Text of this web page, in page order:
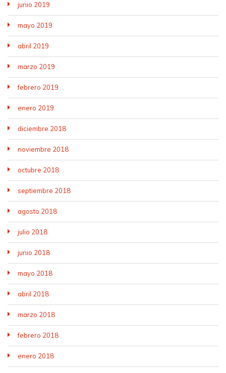
junio 2019
mayo 2019
abril 2019
marzo 2019
febrero 2019
enero 2019
diciembre 2018
noviembre 2018
octubre 2018
septiembre 2018
agosto 2018
julio 2018
junio 2018
mayo 2018
abril 2018
marzo 2018
febrero 2018
enero 2018